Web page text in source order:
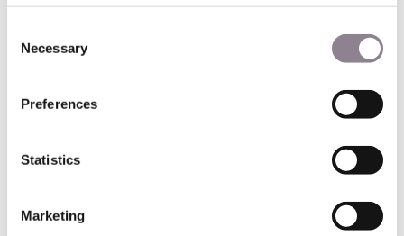
Selection
Necessary
Preferences
Statistics
Marketing